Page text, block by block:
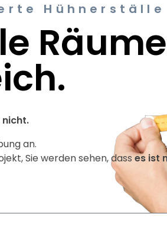
Hühnerställe
Räume
nicht.
an.
Sie werden sehen, dasses ist